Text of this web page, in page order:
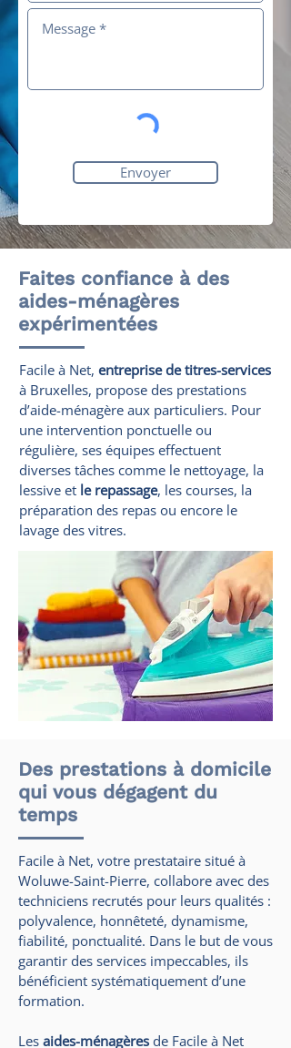
Envoyer
Faites confiance à des
aides-ménagères
expérimentées
Facile à Net, entreprise de titres-services
à Bruxelles, propose des prestations
d’aide-ménagère aux particuliers. Pour
une intervention ponctuelle ou
régulière, ses équipes effectuent
diverses tâches comme le nettoyage, la
lessive et le repassage, les courses, la
préparation des repas ou encore le
lavage des vitres.
Des prestations à domicile
qui vous dégagent du
temps
Facile à Net, votre prestataire situé à
Woluwe-Saint-Pierre, collabore avec des
techniciens recrutés pour leurs qualités :
polyvalence, honnêteté, dynamisme,
fiabilité, ponctualité. Dans le but de vous
garantir des services impeccables, ils
bénéficient systématiquement d’une
formation.
Les aides-ménagères de Facile à Net